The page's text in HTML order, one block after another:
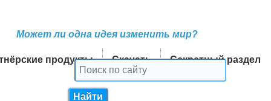
Может ли одна идея изменить мир?
продукты Скачать Секретный раздел